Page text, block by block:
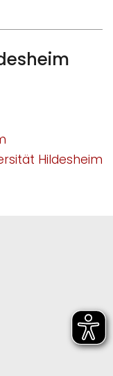
Hildesheim